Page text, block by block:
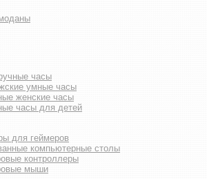
часы
умные часы
женские часы
часы для детей
для геймеров
компьютерные столы
контроллеры
мыши